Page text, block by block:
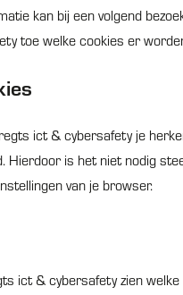
kan bij een volgend
toe welke cookies er
ict & cybersafety je
Hierdoor is het niet nodig
van je browser.
ict & cybersafety zien